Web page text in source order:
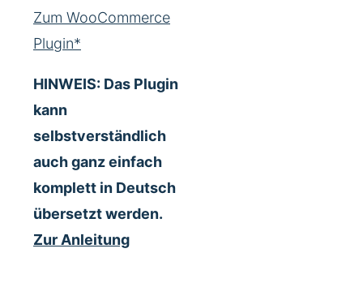
Zum WooCommerce
Plugin*
HINWEIS: Das Plugin
kann
selbstverständlich
auch ganz einfach
komplett in Deutsch
übersetzt werden.
Zur Anleitung